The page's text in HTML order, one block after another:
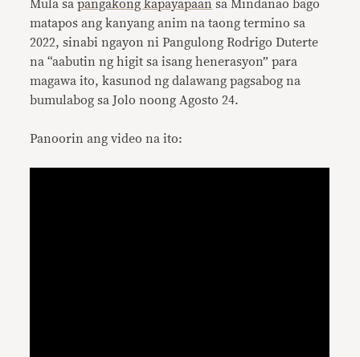
Mula sapangakong kapayapaan sa Mindanao bago
matapos ang kanyang anim na taong termino sa
2022, sinabi ngayon ni Pangulong Rodrigo Duterte
na “aabutin ng higit sa isang henerasyon” para
magawa ito, kasunod ng dalawang pagsabog na
bumulabog sa Jolo noong Agosto 24.
Panoorin ang video na ito: